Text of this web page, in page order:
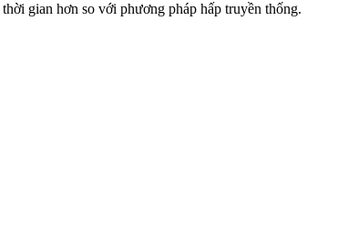
gian hơn so với phương pháp hấp truyền thống.